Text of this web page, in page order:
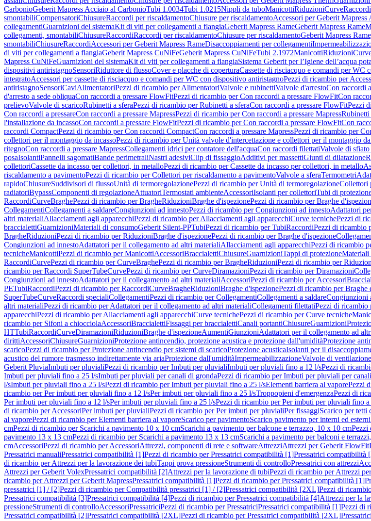
CarbonioGeberit Mapress Acciaio al CarbonioTubi 1.0034Tubi 1.0215Nippli da tuboManicottiRiduzioniCurve
smontabiliCompensatoriChiusureRaccordi per riscaldamentoChiusure per riscaldamentoAccessori per Geberit
collegamentiGuarnizioni del sistemaKit di viti per collegamenti a flangiaGeberit Mapress RameGeberit Mapress Rame
collegamenti, smontabiliChiusureRaccordiRaccordi per riscaldamentoChiusure per riscaldamentoGeberit Mapress
smontabiliChiusureRaccordiAccessori per Geberit Mapress RameDisaccoppiamenti per collegamenti
di viti per collegamenti a flangiaGeberit Mapress CuNiFeGeberit Mapress CuNiFeTubi 2.1972ManicottiRiduzioni
Mapress CuNiFeGuarnizioni del sistemaKit di viti per collegamenti a flangiaSistema Geberit per l’Igiene dell’acqua
dispositivi antiristagnoSensoriRiduttore di flussoCover e placche di coperturaCassette di risciacquo e comandi per WC
integratoAccessori per cassette di risciacquo e comandi per WC con dispositivo antiristagnoPezzi di ricambio per
antiristagnoSensoriCaviAlimentatoriPezzi di ricambio per AlimentatoriValvole e rubinettiValvole d'arrestoCon raccordi
d'arresto a sede obliquaCon raccordi a pressare FlowFitPezzi di ricambio per Con raccordi a pressare FlowFitCon
prelievoValvole di scaricoRubinetti a sferaPezzi di ricambio per Rubinetti a sferaCon raccordi a pressare FlowFitPezzi
Con raccordi a pressareCon raccordi a pressare MapressPezzi di ricambio per Con raccordi a pressare MapressRubinetti
l'installazione da incassoCon raccordi a pressare FlowFitPezzi di ricambio per Con raccordi a pressare FlowFitCon
raccordi CompactPezzi di ricambio per Con raccordi CompactCon raccordi a pressare MapressPezzi di ricambio per
collettori per il montaggio da incassoPezzi di ricambio per Unità valvole d'intercettazione e collettori per il montaggio
ritegnoCon raccordi a pressare MapressCollegamenti idrici per contatore dell'acquaCon raccordi filettatiValvole di sfiato
posaIsolantiPannelli sagomatiBande perimetraliNastri adesiviClip di fissaggioAdditivi per massettiGiunti di dilatazione
collettoriCassette da incasso per collettori, in metalloPezzi di ricambio per Cassette da incasso per collettori, in metallo
riscaldamento a pavimentoPezzi di ricambio per Collettori per riscaldamento a pavimentoValvole a sferaTermometri
rapidoChiusureSuddivisori di flussoUnità di termoregolazionePezzi di ricambio per Unità di termoregolazioneCollettori
radiatoriBypassComponenti di regolazioneAttuatoriTermostati ambienteAccessoriIsolanti per collettoriTubi di
RaccordiCurveBraghePezzi di ricambio per BragheRiduzioniBraghe d'ispezionePezzi di ricambio per Braghe
CollegamentiCollegamenti a saldareCongiunzioni ad innestoPezzi di ricambio per Congiunzioni ad innestoAdattatori
altri materialiAllacciamenti agli apparecchiPezzi di ricambio per Allacciamenti agli apparecchiCurve tecnichePezzi di
braccialettiGuarnizioniMateriali di consumoGeberit Silent-PPTubiPezzi di ricambio per TubiRaccordiPezzi di ricambio
BragheRiduzioniPezzi di ricambio per RiduzioniBraghe d'ispezionePezzi di ricambio per Braghe d'ispezione
Congiunzioni ad innestoAdattatori per il collegamento ad altri materialiAllacciamenti agli apparecchiPezzi di ricambio
tecnicheManicottiPezzi di ricambio per ManicottiAccessoriBraccialettiChiusureGuarnizioniTappi di protezioneMateriali
RaccordiCurvePezzi di ricambio per CurveBraghePezzi di ricambio per BragheRiduzioniPezzi di ricambio per
ricambio per Raccordi SuperTubeCurvePezzi di ricambio per CurveDiramazioniPezzi di ricambio per Diramazioni
Congiunzioni ad innestoAdattatori per il collegamento ad altri materialiAccessoriPezzi di ricambio per Accessori
PETubiRaccordiPezzi di ricambio per RaccordiCurveBragheRiduzioniBraghe d'ispezionePezzi di ricambio per Braghe
SuperTubeCurveRaccordi specialiCollegamentiPezzi di ricambio per CollegamentiCollegamenti a saldareCongiunzioni
altri materialiPezzi di ricambio per Adattatori per il collegamento ad altri materialiCollegamenti filettatiPezzi di ricambio
apparecchiPezzi di ricambio per Allacciamenti agli apparecchiCurve tecnichePezzi di ricambio per Curve tecniche
ricambio per Sifoni a chiocciolaAccessoriBraccialettiFissaggi per braccialettiCanali portantiChiusureGuarnizioni
HTTubiRaccordiCurveDiramazioniRiduzioniBraghe d'ispezioneAumentiGiunzioniAdattatori per il collegamento ad
dirittiAccessoriChiusureGuarnizioniProtezione antincendio, protezione acustica e protezione dall'umiditàProtezione
scaricoPezzi di ricambio per Protezione antincendio per sistemi di scaricoProtezione acusticaIsolanti per il
acustico del rumore trasmesso indirettamente via ariaProtezione dall'umiditàImpermeabilizzazioneValvole di
Geberit PluviaImbuti per pluvialiPezzi di ricambio per Imbuti per pluvialiImbuti per pluviali fino a 12 l/sPezzi di
Imbuti per pluviali fino a 25 l/sImbuti per pluviali per canali di grondaPezzi di ricambio per Imbuti per pluviali per
l/sImbuti per pluviali fino a 25 l/sPezzi di ricambio per Imbuti per pluviali fino a 25 l/sElementi barriera al vaporePezzi
ricambio per Per imbuti per pluviali fino a 12 l/sPer imbuti per pluviali fino a 25 l/sTroppopieni d'emergenzaPezzi di
Per imbuti per pluviali fino a 12 l/sPer imbuti per pluviali fino a 25 l/sPezzi di ricambio per Per imbuti per pluviali fino a
di ricambio per AccessoriPer imbuti per pluvialiPezzi di ricambio per Per imbuti per pluvialiPer fissaggiScarico per tetti
al vaporePezzi di ricambio per Elementi barriera al vaporeScarico per pavimentoScarico pavimento per interni ed esterni
cmPezzi di ricambio per Scarichi a pavimento 10 x 10 cmScarichi a pavimento per balcone e terrazzo, 10 x 10 cmPezzi
pavimento 13 x 13 cmPezzi di ricambio per Scarichi a pavimento 13 x 13 cmScarichi a pavimento per balconi e
cmAccessoriPezzi di ricambio per AccessoriAttrezzi, componenti di rete e softwareAttrezziAttrezzi per Geberit FlowFit
Pressatrici manualiPressatrici compatibilità [1]Pezzi di ricambio per Pressatrici compatibilità [1]Pressatrici compatibilità
di ricambio per Attrezzi per la lavorazione dei tubiTappi prova pressioneStrumenti di controlloPressatrici con attrezzi
Attrezzi per Geberit VolexPressatrici compatibilità [2]Attrezzi per la lavorazione di tubiPezzi di ricambio per Attrezzi
ricambio per Attrezzi per Geberit MapressPressatrici compatibilità [1]Pezzi di ricambio per Pressatrici compatibilità [1]
pressatrici [1] / [2]Pezzi di ricambio per Compatibilità pressatrici [1] / [2]Pressatrici compatibilità [2XL]Pezzi di
Pressatrici compatibilità [3]Pressatrici compatibilità [4]Pezzi di ricambio per Pressatrici compatibilità [4]Attrezzi per la
pressioneStrumenti di controlloAccessoriPressatriciPezzi di ricambio per PressatriciPressatrici compatibilità [1]Pezzi di
Pressatrici compatibilità [2]Pressatrici compatibilità [2XL]Pezzi di ricambio per Pressatrici compatibilità [2XL]